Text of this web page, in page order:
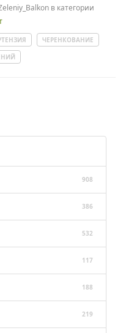
в категории
ЧЕРЕНКОВАНИЕ
908
386
532
117
188
219